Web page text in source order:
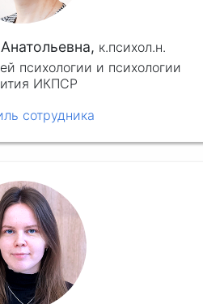
к.психол.н.
психологии и психологии
ИКПСР
сотрудника